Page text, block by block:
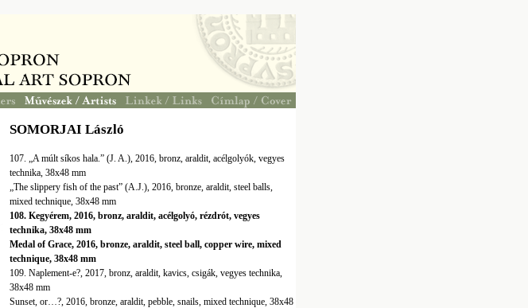
SOMORJAI László
107. „A múlt síkos hala.” (J. A.), 2016, bronz, araldit, acélgolyók, vegyes
technika, 38x48 mm
„The slippery fish of the past” (A.J.), 2016, bronze, araldit, steel balls,
mixed technique, 38x48 mm
108. Kegyérem, 2016, bronz, araldit, acélgolyó, rézdrót, vegyes
technika, 38x48 mm
Medal of Grace, 2016, bronze, araldit, steel ball, copper wire, mixed
technique, 38x48 mm
109. Naplement-e?, 2017, bronz, araldit, kavics, csigák, vegyes technika,
38x48 mm
Sunset, or…?, 2016, bronze, araldit, pebble, snails, mixed technique, 38x48